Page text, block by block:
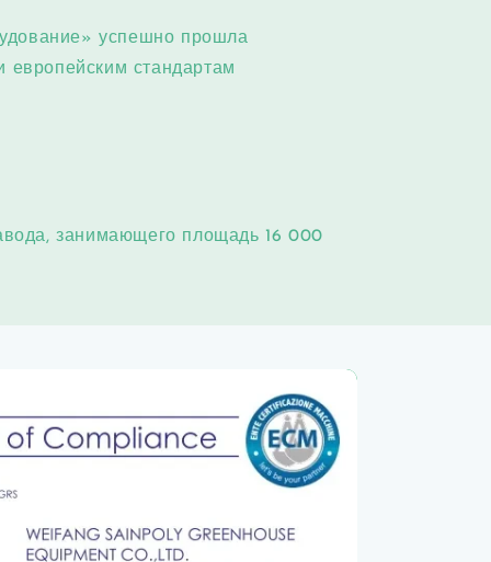
успешно прошла
европейским стандартам
занимающего площадь 16 000